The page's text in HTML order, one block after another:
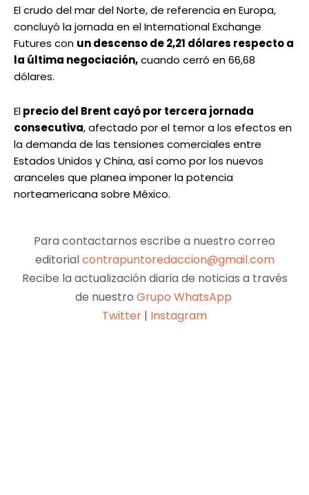
El crudo del mar del Norte, de referencia en Europa,
concluyó la jornada en el International Exchange
Futures con un descenso de 2,21 dólares respecto a
la última negociación,cuando cerró en 66,68
dólares.
Elprecio del Brent cayó por tercera jornada
consecutiva, afectado por el temor a los efectos en
la demanda de las tensiones comerciales entre
Estados Unidos y China, así como por los nuevos
aranceles que planea imponer la potencia
norteamericana sobre México.
Para contactarnos escribe a nuestro correo
editorialcontrapuntoredaccion@gmail.com
Recibe la actualización diaria de noticias a través
de nuestro Grupo WhatsApp
Twitter | Instagram